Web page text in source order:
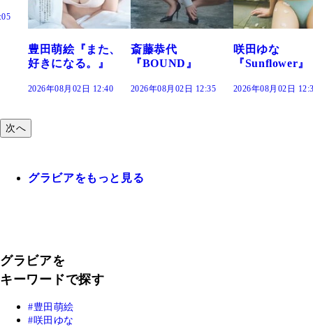
斎藤恭代
『BOUND』
2026年08月02日 12:35
咲田ゆな
『Sunflower』
2026年08月02日 12:30
藤水咲桜『花
だまり』
2026年08月02日
次へ
グラビアをもっと見る
グラビアを
キーワードで探す
豊田萌絵
咲田ゆな